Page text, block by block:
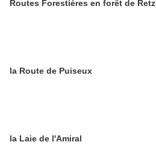
Routes Forestières en forêt de Retz
la Route de Puiseux
la Laie de l'Amiral